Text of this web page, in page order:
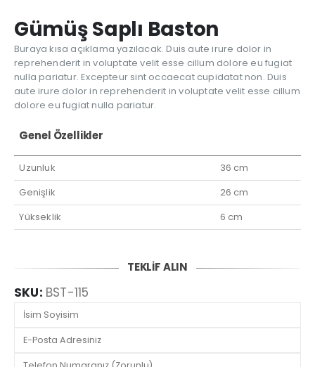
Gümüş Saplı Baston
Buraya kısa açıklama yazılacak. Duis aute irure dolor in
reprehenderit in voluptate velit esse cillum dolore eu fugiat
nulla pariatur. Excepteur sint occaecat cupidatat non. Duis
aute irure dolor in reprehenderit in voluptate velit esse cillum
dolore eu fugiat nulla pariatur.
Genel Özellikler
Uzunluk
36 cm
Genişlik
26 cm
Yükseklik
6 cm
TEKLİF ALIN
SKU: BST-115